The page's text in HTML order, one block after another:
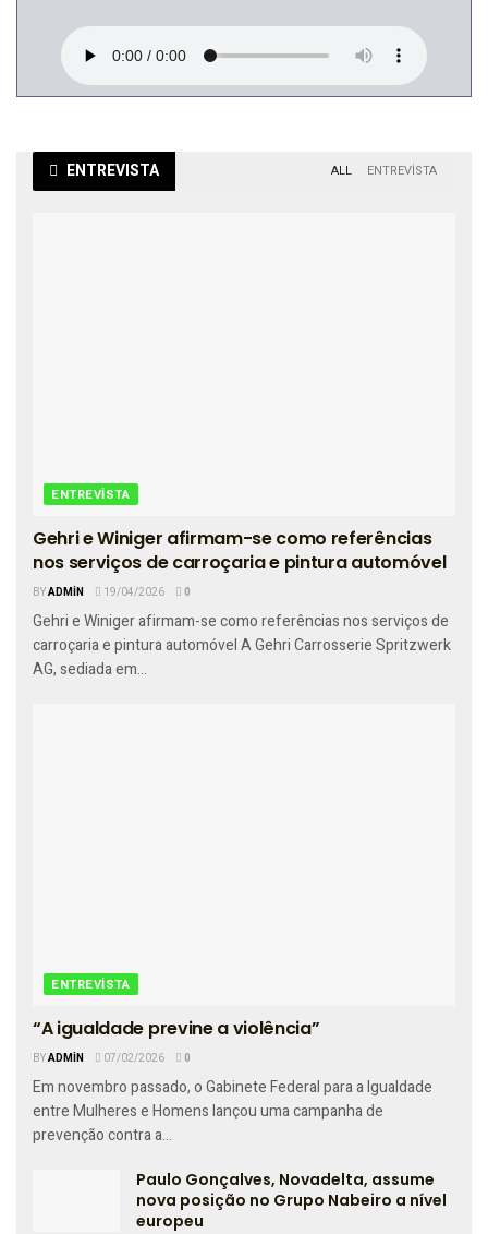
ENTREVISTA ALL ENTREVISTA
ENTREVISTA
Gehri e Winiger afirmam-se como referências
nos serviços de carroçaria e pintura automóvel
BYADMIN 19/04/2026 0
Gehri e Winiger afirmam-se como referências nos serviços de
carroçaria e pintura automóvel A Gehri Carrosserie Spritzwerk
AG, sediada em...
ENTREVISTA
“A igualdade previne a violência”
BYADMIN 07/02/2026 0
Em novembro passado, o Gabinete Federal para a Igualdade
entre Mulheres e Homens lançou uma campanha de
prevenção contra a...
Paulo Gonçalves, Novadelta, assume
nova posição no Grupo Nabeiro a nível
europeu